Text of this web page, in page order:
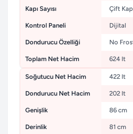
Kapı Sayısı Çift
Kontrol Paneli Dijital
Dondurucu Özelliği No
Toplam Net Hacim 624 lt
Soğutucu Net Hacim 422 lt
Dondurucu Net Hacim 202 lt
Genişlik 86 cm
Derinlik 81 cm